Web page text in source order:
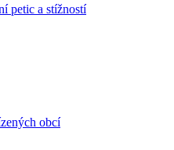
petic a stížností
obcí